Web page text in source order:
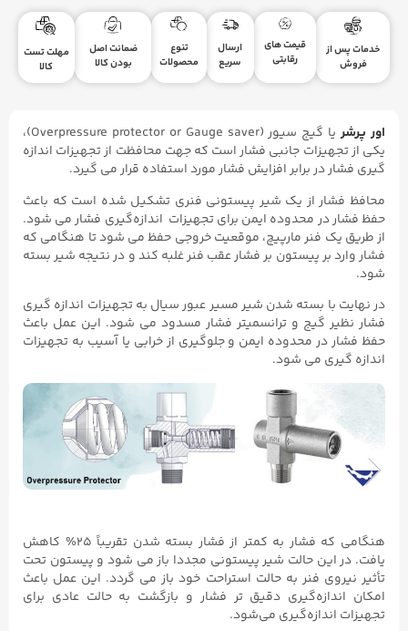
خدمات پس از
فروش
قیمت های
رقابتی
ارسال
سریع
تنوع
محصولات
ضمانت اصل
بودن کالا
مهلت تست
کالا
اور پرشر
یا گیج سیور (Overpressure protector or Gauge saver)،
یکی از تجهیزات جانبی فشار است که جهت محافظت از تجهیزات اندازه
گیری فشار در برابر افزایش فشار مورد استفاده قرار می گیرد.
محافظ فشار از یک شیر پیستونی فنری تشکیل شده است که باعث
حفظ فشار در محدوده ایمن برای تجهیزات اندازه‌گیری فشار می‌ شود.
از طریق یک فنر مارپیچ، موقعیت خروجی حفظ می شود تا هنگامی که
فشار وارد بر پیستون بر فشار عقب فنر غلبه کند و در نتیجه شیر بسته
شود.
در نهایت با بسته شدن شیر مسیر عبور سیال به تجهیزات اندازه گیری
فشار نظیر گیج و ترانسمیتر فشار مسدود می شود. این عمل باعث
حفظ فشار در محدوده ایمن و جلوگیری از خرابی یا آسیب به تجهیزات
اندازه‌ گیری می‌ شود.
هنگامی که فشار به کمتر از فشار بسته شدن تقریباً ۲۵% کاهش
یافت. در این حالت شیر پیستونی مجددا باز می شود و پیستون تحت
تأثیر نیروی فنر به حالت استراحت خود باز می گردد. این عمل باعث
امکان اندازه‌گیری دقیق تر فشار و بازگشت به حالت عادی برای
تجهیزات اندازه‌گیری می‌شود.